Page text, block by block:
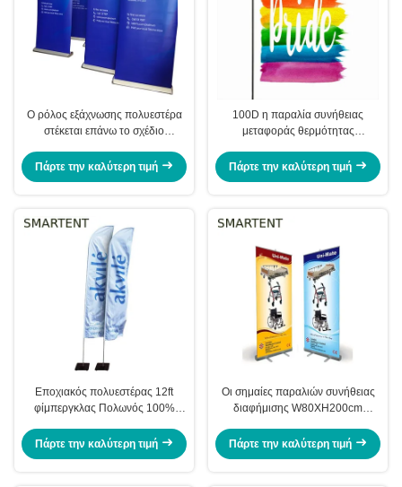
Ο ρόλος εξάχνωσης πολυεστέρα
στέκεται επάνω το σχέδιο
βάσεων επάνω στο έμβλημα
Πάρτε την καλύτερη τιμή
100D η παραλία συνήθειας
μεταφοράς θερμότητας
ομοφυλοφιλικό έμβλημα κήπων
υπερηφάνειας ουράνιων τόξων
Πάρτε την καλύτερη τιμή
Εποχιακός πολυεστέρας 12ft
φίμπεργκλας Πολωνός 100%
συνήθειας
Πάρτε την καλύτερη τιμή
Οι σημαίες παραλιών συνήθειας
διαφήμισης W80XH200cm
Quadri εμβλημάτων
Πάρτε την καλύτερη τιμή